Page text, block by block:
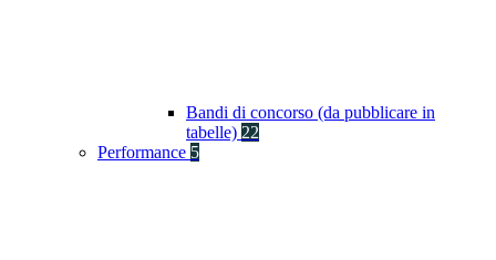
Bandi di concorso (da pubblicare in
tabelle) 22
Performance 5